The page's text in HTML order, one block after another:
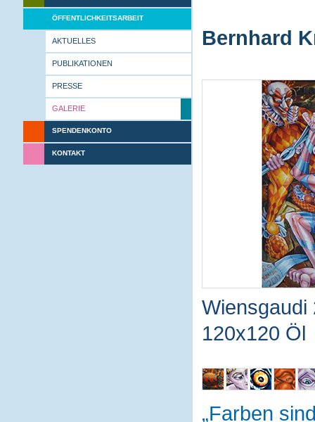
ÖFFENTLICHKEITSARBEIT
AKTUELLES
PUBLIKATIONEN
PRESSE
GALERIE
SPENDENKONTO
KONTAKT
Bernhard
Wiensgaudi
120x120 Öl
Farben